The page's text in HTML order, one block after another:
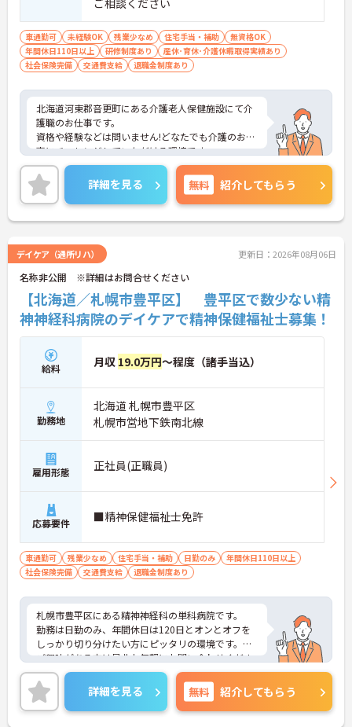
ご相談ください
車通勤可 未経験OK 残業少なめ 住宅手当・補助
無資格OK
年間休日110日以上
研修制度あり
産休･育休･介護休暇取得実績あり
社会保険完備
交通費支給 退職金制度あり
北海道河東郡音更町にある介護老人保健施設にて介
護職のお仕事です。
資格や経験などは問いません!どなたでも介護のお仕
事にチャレンジしていただける環境です。
ご興味ある方には、面接対策ポイントなど、さらに
詳細をお話しいたしますのでお気軽にご相談くださ
い。
詳細を見る 無料 紹介してもらう
デイケア（通所リハ） 更新日：2026年08月06日
名称非公開 ※詳細はお問合せください
【北海道／札幌市豊平区】 豊平区で数少ない精
神神経科病院のデイケアで精神保健福祉士募集！
給料 月収 19.0万円～程度（諸手当込）
勤務地
北海道 札幌市豊平区
札幌市営地下鉄南北線
雇用形態 正社員(正職員)
応募要件 ■精神保健福祉士免許
車通勤可 残業少なめ 住宅手当・補助 日勤のみ
年間休日110日以上
社会保険完備
交通費支給 退職金制度あり
札幌市豊平区にある精神神経科の単科病院です。
勤務は日勤のみ、年間休日は120日とオンとオフを
しっかり切り分けたい方にピッタリの環境です。
ご興味がある方は是非お気軽にお問い合わせくださ
い。
詳細を見る 無料 紹介してもらう